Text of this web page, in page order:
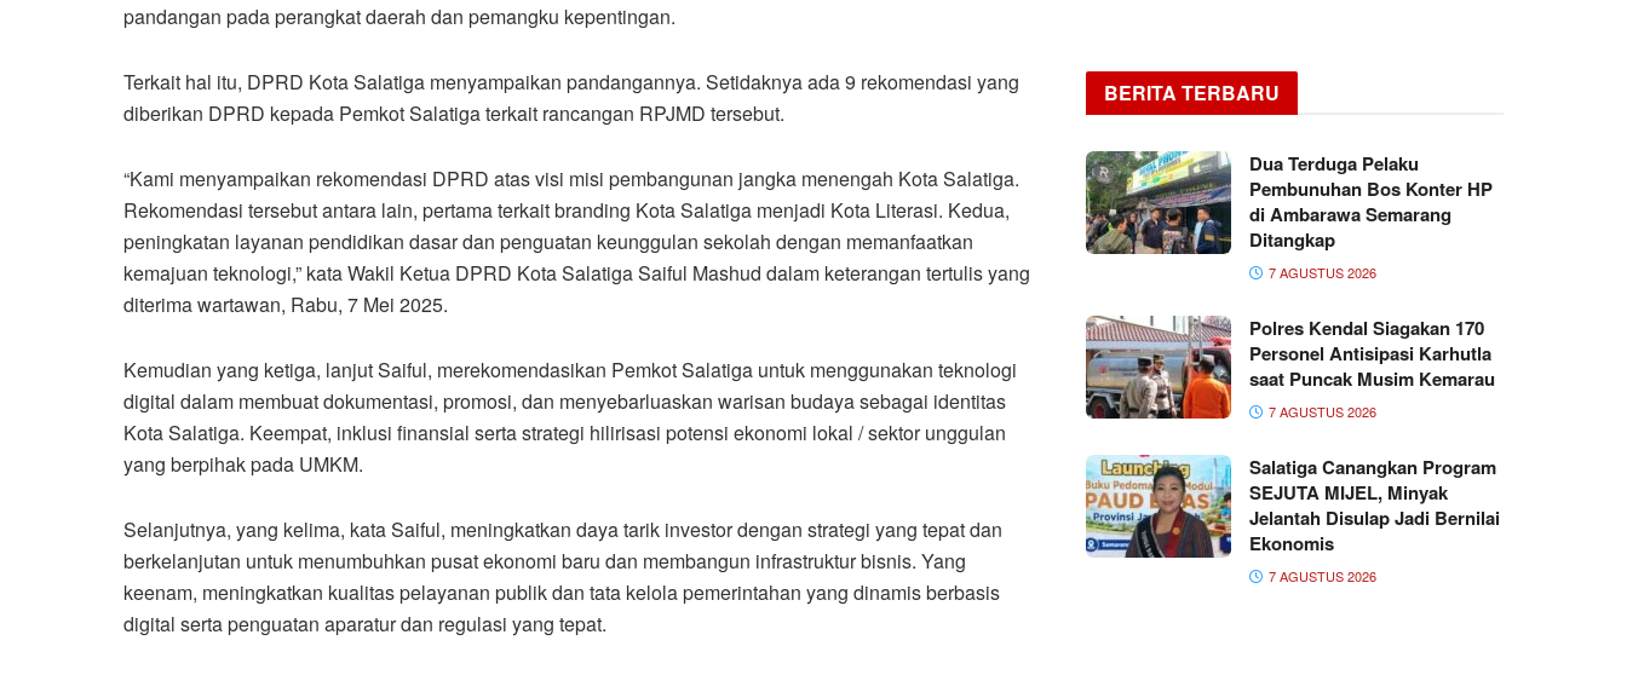
pandangan pada perangkat daerah dan pemangku kepentingan.
Terkait hal itu, DPRD Kota Salatiga menyampaikan pandangannya. Setidaknya ada 9 rekomendasi yang
diberikan DPRD kepada Pemkot Salatiga terkait rancangan RPJMD tersebut.
“Kami menyampaikan rekomendasi DPRD atas visi misi pembangunan jangka menengah Kota Salatiga.
Rekomendasi tersebut antara lain, pertama terkait branding Kota Salatiga menjadi Kota Literasi. Kedua,
peningkatan layanan pendidikan dasar dan penguatan keunggulan sekolah dengan memanfaatkan
kemajuan teknologi,” kata Wakil Ketua DPRD Kota Salatiga Saiful Mashud dalam keterangan tertulis yang
diterima wartawan, Rabu, 7 Mei 2025.
Kemudian yang ketiga, lanjut Saiful, merekomendasikan Pemkot Salatiga untuk menggunakan teknologi
digital dalam membuat dokumentasi, promosi, dan menyebarluaskan warisan budaya sebagai identitas
Kota Salatiga. Keempat, inklusi finansial serta strategi hilirisasi potensi ekonomi lokal / sektor unggulan
yang berpihak pada UMKM.
Selanjutnya, yang kelima, kata Saiful, meningkatkan daya tarik investor dengan strategi yang tepat dan
berkelanjutan untuk menumbuhkan pusat ekonomi baru dan membangun infrastruktur bisnis. Yang
keenam, meningkatkan kualitas pelayanan publik dan tata kelola pemerintahan yang dinamis berbasis
digital serta penguatan aparatur dan regulasi yang tepat.
BERITA TERBARU
Dua Terduga Pelaku
Pembunuhan Bos Konter HP
di Ambarawa Semarang
Ditangkap
7 AGUSTUS 2026
Polres Kendal Siagakan 170
Personel Antisipasi Karhutla
saat Puncak Musim Kemarau
7 AGUSTUS 2026
Salatiga Canangkan Program
SEJUTA MIJEL, Minyak
Jelantah Disulap Jadi Bernilai
Ekonomis
7 AGUSTUS 2026